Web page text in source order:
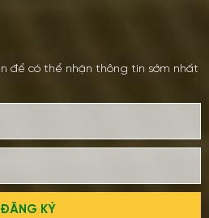
để có thể nhận thông tin sớm nhất
ĐĂNG KÝ